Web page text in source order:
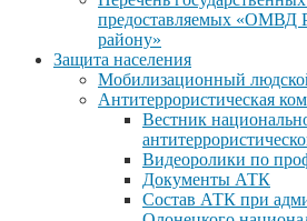
предоставляемых «ОМВД
району»
Защита населения
Мобилизационный
Антитеррористическая
Вестник
Видеоролики по
Документы АТК
Состав АТК при